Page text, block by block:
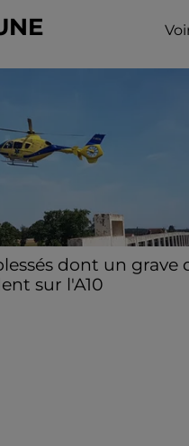
dont un grave
sur l'A10